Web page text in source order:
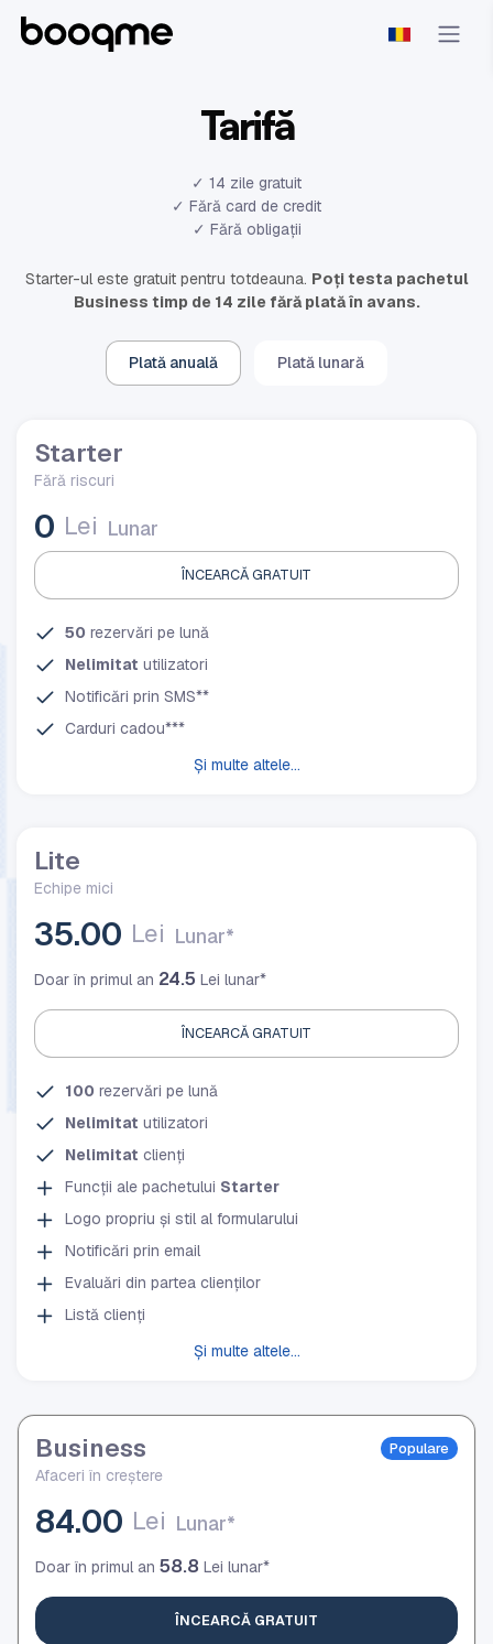
Tarifă
✓ 14 zile gratuit
✓ Fără card de credit
✓ Fără obligații
Starter-ul este gratuit pentru totdeauna. Poți testa pachetul
Business timp de 14 zile fără plată în avans.
Plată anuală Plată lunară
Starter
Fără riscuri
0 Lei Lunar
ÎNCEARCĂ GRATUIT
50 rezervări pe lună
Nelimitat utilizatori
Notificări prin SMS**
Carduri cadou***
Și multe altele...
Lite
Echipe mici
35.00 Lei Lunar*
Doar în primul an 24.5 Lei lunar*
ÎNCEARCĂ GRATUIT
100 rezervări pe lună
Nelimitat utilizatori
Nelimitat clienți
Funcții ale pachetului Starter
Logo propriu și stil al formularului
Notificări prin email
Evaluări din partea clienților
Listă clienți
Și multe altele...
Business Populare
Afaceri în creștere
84.00 Lei Lunar*
Doar în primul an 58.8 Lei lunar*
ÎNCEARCĂ GRATUIT